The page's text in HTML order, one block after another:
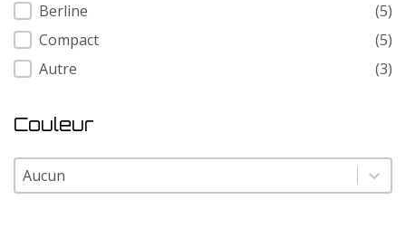
Berline
(5)
Compact
(5)
Autre
(3)
Couleur
Couleur
Couleur